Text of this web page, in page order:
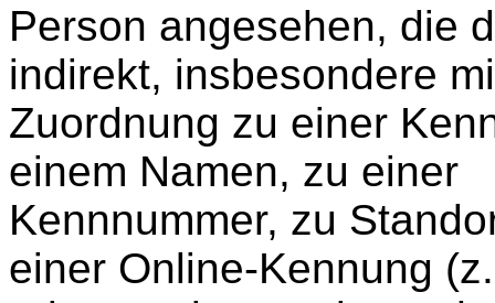
Person angesehen, die
indirekt, insbesondere
Zuordnung zu einer
einem Namen, zu einer
Kennnummer, zu
einer Online-Kennung